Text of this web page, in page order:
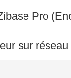
Pro
sur